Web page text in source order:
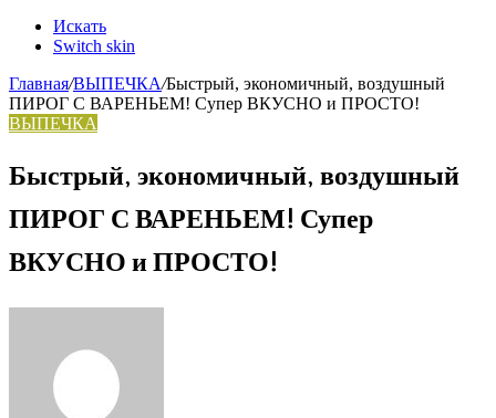
Искать
Switch skin
Главная/ВЫПЕЧКА/Быстрый, экономичный, воздушный
ПИРОГ С ВАРЕНЬЕМ! Супер ВКУСНО и ПРОСТО!
ВЫПЕЧКА
Быстрый, экономичный, воздушный
ПИРОГ С ВАРЕНЬЕМ! Супер
ВКУСНО и ПРОСТО!